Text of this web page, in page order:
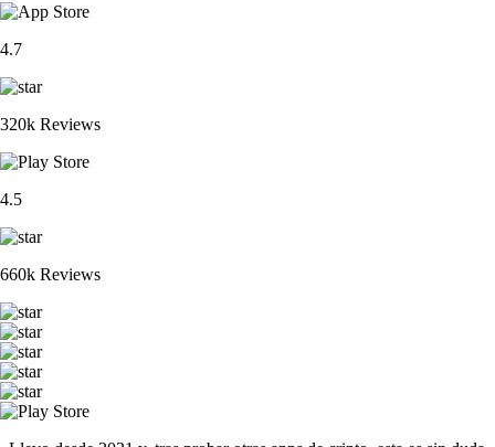
4.7
320k Reviews
4.5
660k Reviews